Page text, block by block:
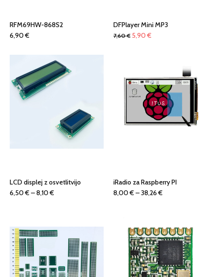
RFM69HW-868S2
6,90€
DFPlayer Mini MP3
7,60€ Izvirna
7,60 €.
5,90€
LCD displej z osvetlitvijo
6,50€ –8,10€
6,50 €
do
8,10 €
iRadio za Raspberry PI
8,00€ –38,26€
8,00 €
do
38,26 €